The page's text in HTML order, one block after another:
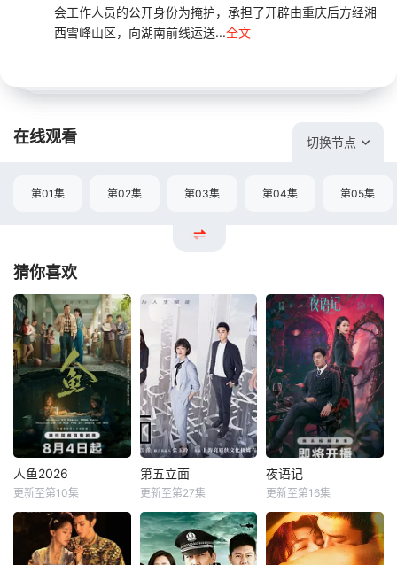
会工作人员的公开身份为掩护，承担了开辟由重庆后方经湘
西雪峰山区，向湖南前线运送...全文
在线观看 切换节点
第01集 第02集 第03集 第04集 第05集
猜你喜欢
人鱼2026
更新至第10集
第五立面
更新至第27集
夜语记
更新至第16集